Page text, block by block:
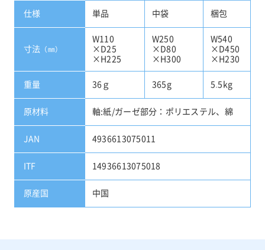
仕様 単品 中袋 梱包
寸法 （㎜）
W110
×D25
×H225
W250
×D80
×H300
W540
×D450
×H230
重量 36ｇ 365g 5.5kg
原材料 軸:紙/ガーゼ部分：ポリエステル、綿
JAN 4936613075011
ITF 14936613075018
原産国 中国